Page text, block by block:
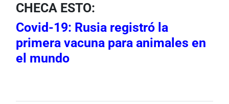
CHECA ESTO:
Covid-19: Rusia registró la
primera vacuna para animales en
el mundo